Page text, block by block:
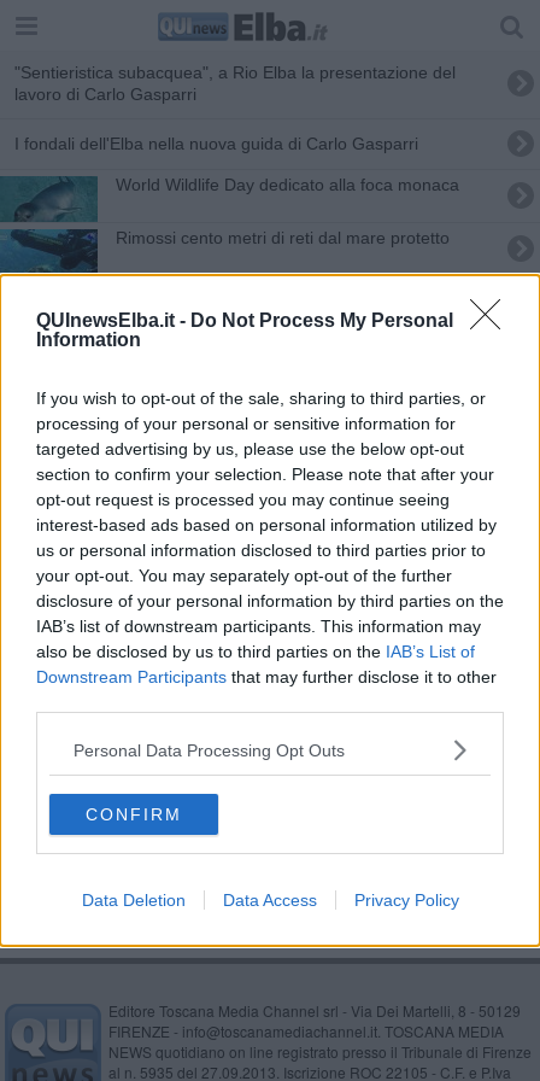
QUInewsElba.it - Do Not Process My Personal
Information
If you wish to opt-out of the sale, sharing to third parties, or
processing of your personal or sensitive information for
targeted advertising by us, please use the below opt-out
section to confirm your selection. Please note that after your
opt-out request is processed you may continue seeing
interest-based ads based on personal information utilized by
us or personal information disclosed to third parties prior to
your opt-out. You may separately opt-out of the further
disclosure of your personal information by third parties on the
IAB’s list of downstream participants. This information may
also be disclosed by us to third parties on the IAB’s List of
Downstream Participants that may further disclose it to other
Personal Data Processing Opt Outs
CONFIRM
Data Deletion Data Access Privacy Policy
"Sentieristica subacquea", a Rio Elba la presentazione del
lavoro di Carlo Gasparri
I fondali dell'Elba nella nuova guida di Carlo Gasparri
World Wildlife Day dedicato alla foca monaca
Rimossi cento metri di reti dal mare protetto
aprire un'area museale
Dall'Elba vista panoramica sulla Corsica
​Barca a vela ormeggia sotto costa a Pianosa
Ancorate agli scogli nell'area marina protetta
Pesca in apnea, disperso e trovato morto
Giannutri, violate di nuovo le acque protette
Ormeggi selvaggi e scontro fra imbarcazioni
Ormeggi selvaggi a danno della posidonia
Editore Toscana Media Channel srl - Via Dei Martelli, 8 - 50129
FIRENZE - info@toscanamediachannel.it. TOSCANA MEDIA
NEWS quotidiano on line registrato presso il Tribunale di Firenze
al n. 5935 del 27.09.2013. Iscrizione ROC 22105 - C.F. e P.Iva